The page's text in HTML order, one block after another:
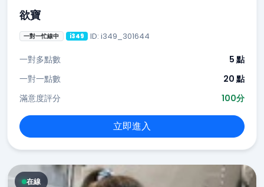
欲寶
一對一忙線中 i349 ID: i349_301644
一對多點數
5 點
一對一點數
20 點
滿意度評分
100分
立即進入
在線